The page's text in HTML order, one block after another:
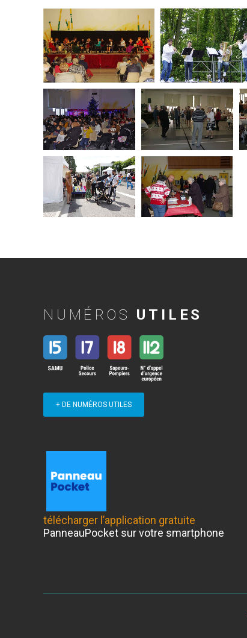
NUMÉROS UTILES
+ DE NUMÉROS UTILES
télécharger l’application gratuite
PanneauPocket sur votre smartphone